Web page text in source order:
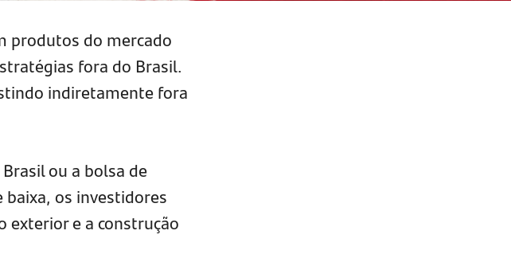
produtos do mercado
fora do Brasil.
indiretamente fora
ou a bolsa de
os investidores
exterior e a construção